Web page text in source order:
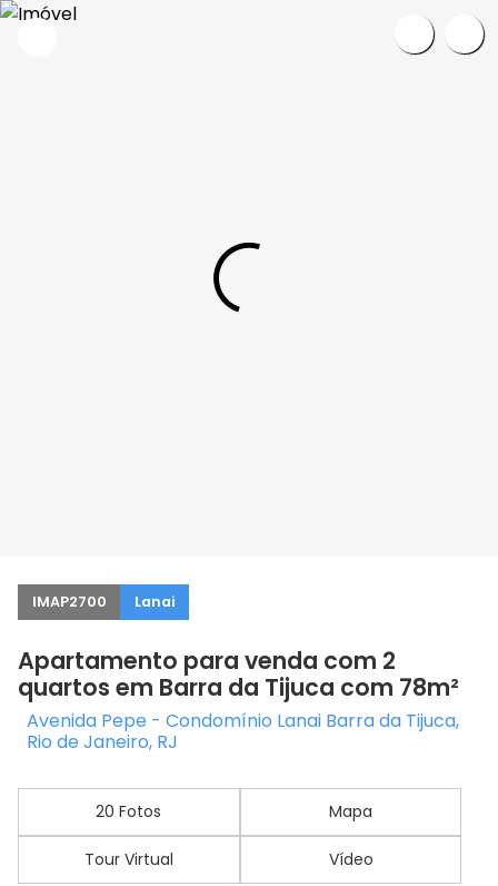
IMAP2700 Lanai
Apartamento para venda com 2
quartos em Barra da Tijuca com 78m²
Avenida Pepe - Condomínio Lanai Barra da Tijuca,
Rio de Janeiro, RJ
20 Fotos Mapa
Tour Virtual Vídeo